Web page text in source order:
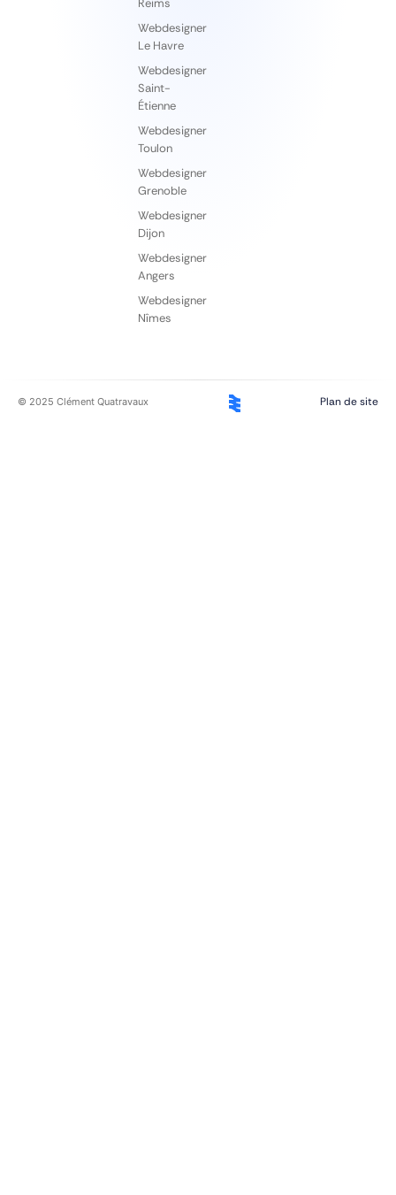
Webdesigner
Le Havre
Webdesigner
Saint-
Étienne
Webdesigner
Toulon
Webdesigner
Grenoble
Webdesigner
Dijon
Webdesigner
Angers
Webdesigner
Nîmes
© 2025 Clément Quatravaux Plan de site